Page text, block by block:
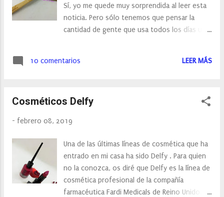
Sí, yo me quede muy sorprendida al leer esta
noticia. Pero sólo tenemos que pensar la
cantidad de gente que usa todos los días un
dicen que cambiemos de cepillo cada dos o
que generamos y que la gran mayoría de ellos
cepillo de dientes habitual, son los cepillos de
10 comentarios LEER MÁS
Cosméticos Delfy
- febrero 08, 2019
Una de las últimas líneas de cosmética que ha
entrado en mi casa ha sido Delfy . Para quien
no la conozca, os diré que Delfy es la línea de
cosmética profesional de la compañía
farmacéutica Fardi Medicals de Reino Unido.